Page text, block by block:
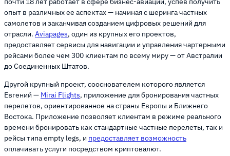
опыт в различных ее аспектах — начиная с шеринга частных
самолетов и заканчивая созданием цифровых решений для
отрасли. Aviapages, один из крупных его проектов,
предоставляет сервисы для навигации и управления чартерными
рейсами более чем 300 клиентам по всему миру — от Австралии
до Соединенных Штатов.
Другой крупный проект, сооснователем которого является
Евгений — Mirai Flights, приложение для бронирования частных
перелетов, ориентированное на страны Европы и Ближнего
Востока. Приложение позволяет клиентам в режиме реального
времени бронировать как стандартные частные перелеты, так и
рейсы типа empty legs, и предоставляет возможность
оплачивать услуги посредством криптовалют.